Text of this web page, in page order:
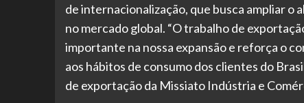
de internacionalização, que busca ampliar o
no mercado global. “O trabalho de
importante na nossa expansão e reforça o
aos hábitos de consumo dos clientes do
de exportação da Missiato Indústria e